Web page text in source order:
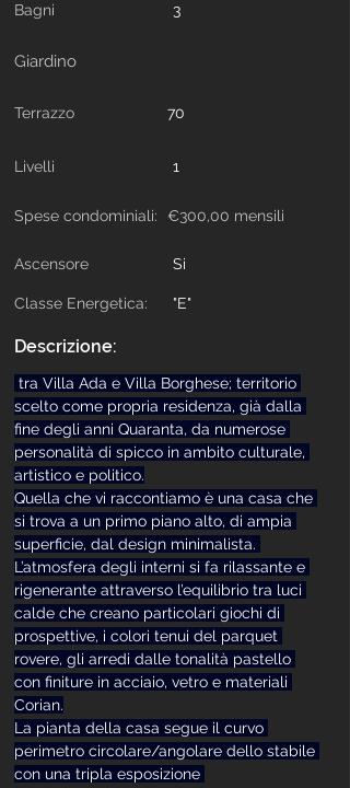
Bagni 3
Giardino
70
Terrazzo
Livelli 1
Spese condominiali: €300,00 mensili
Si
Ascensore
Classe Energetica: "E"
Descrizione:
scelto come propria residenza, già dalla
fine degli anni Quaranta, da numerose
personalità di spicco in ambito culturale,
artistico e politico.
Quella che vi raccontiamo è una casa che
si trova a un primo piano alto, di ampia
superficie, dal design minimalista.
L’atmosfera degli interni si fa rilassante e
rigenerante attraverso l’equilibrio tra luci
calde che creano particolari giochi di
prospettive, i colori tenui del parquet
rovere, gli arredi dalle tonalità pastello
con finiture in acciaio, vetro e materiali
Corian.
La pianta della casa segue il curvo
perimetro circolare/angolare dello stabile
con una tripla esposizione